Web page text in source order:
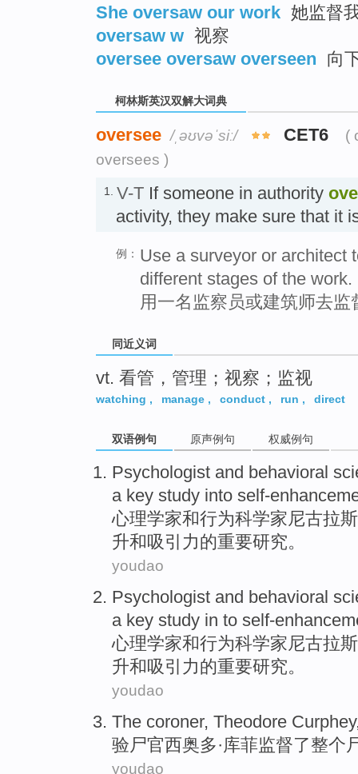
She oversaw our work 她监督
oversaw w 视察
oversee oversaw overseen 向
柯林斯英汉双解大词典
oversee /ˌəʊvəˈsiː/ CET6
(
oversees )
1. V-T If someone in authority
activity, they make sure that it
例： Use a surveyor or architect
different stages of the work.
用一名监察员或建筑师去
同近义词
vt. 看管，管理；视察；监视
watching , manage , conduct , run , direct
双语例句 原声例句 权威例句
Psychologist and behavioral
a key study into self-
心理学家和行为科学家尼古拉斯
升和吸引力的重要研究。
youdao
Psychologist and behavioral
a key study in to self-
心理学家和行为科学家尼古拉斯
升和吸引力的重要研究。
youdao
The coroner, Theodore Curphey
验尸官西奥多·库菲监督了整个
youdao